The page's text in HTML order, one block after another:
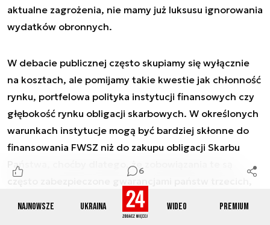
Najnowsze Ukraina Wideo Premium
6
aktualne zagrożenia, nie mamy już luksusu ignorowania
wydatków obronnych.
W debacie publicznej często skupiamy się wyłącznie
na kosztach, ale pomijamy takie kwestie jak chłonność
rynku, portfelowa polityka instytucji finansowych czy
głębokość rynku obligacji skarbowych. W określonych
warunkach instytucje mogą być bardziej skłonne do
finansowania FWSZ niż do zakupu obligacji Skarbu
Państwa, choćby dlatego, że zobowiązania te są
często zabezpieczone gwarancjami państw trzecich,
co obniża ryzyko. W każdej sytuacji dokonujemy
szczegółowych analiz wspólnie z Ministerstwem